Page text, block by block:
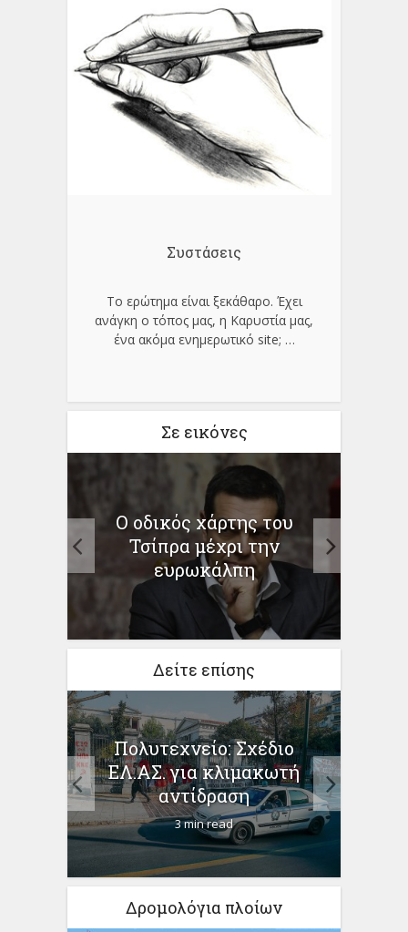
Συστάσεις
Το ερώτημα είναι ξεκάθαρο. Έχει
ανάγκη ο τόπος μας, η Καρυστία μας,
ένα ακόμα ενημερωτικό site; …
Σε εικόνες
Ο οδικός χάρτης του
Τσίπρα μέχρι την
ευρωκάλπη
Δείτε επίσης
Πολυτεχνείο: Σχέδιο
ΕΛ.ΑΣ. για κλιμακωτή
αντίδραση
3 min read
Δρομολόγια πλοίων